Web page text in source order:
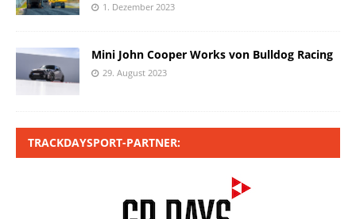
1. Dezember 2023
Mini John Cooper Works von Bulldog Racing
29. August 2023
TRACKDAYSPORT-PARTNER: